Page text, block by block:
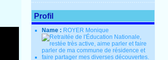
Profil
Name : ROYER Monique